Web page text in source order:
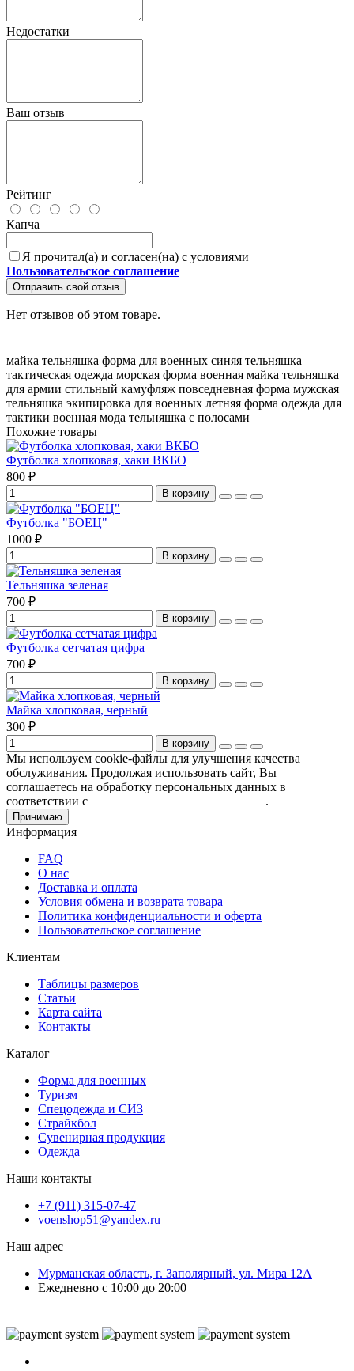
Недостатки
Ваш отзыв
Рейтинг
Капча
Я прочитал(а) и согласен(на) с условиями
Пользовательское соглашение
Отправить свой отзыв
Нет отзывов об этом товаре.
майка тельняшка форма для военных синяя тельняшка
тактическая одежда морская форма военная майка тельняшка
для армии стильный камуфляж повседневная форма мужская
тельняшка экипировка для военных летняя форма одежда для
тактики военная мода тельняшка с полосами
Похожие товары
Футболка хлопковая, хаки ВКБО
800 ₽
В корзину
Футболка "БОЕЦ"
1000 ₽
В корзину
Тельняшка зеленая
700 ₽
В корзину
Футболка сетчатая цифра
700 ₽
В корзину
Майка хлопковая, черный
300 ₽
В корзину
Мы используем cookie-файлы для улучшения качества
обслуживания. Продолжая использовать сайт, Вы
соглашаетесь на обработку персональных данных в
соответствии с
.
Принимаю
Информация
FAQ
О нас
Доставка и оплата
Условия обмена и возврата товара
Политика конфиденциальности и оферта
Пользовательское соглашение
Клиентам
Таблицы размеров
Статьи
Карта сайта
Контакты
Каталог
Форма для военных
Туризм
Спецодежда и СИЗ
Страйкбол
Сувенирная продукция
Одежда
Наши контакты
+7 (911) 315-07-47
voenshop51@yandex.ru
Наш адрес
Мурманская область, г. Заполярный, ул. Мира 12А
Ежедневно с 10:00 до 20:00